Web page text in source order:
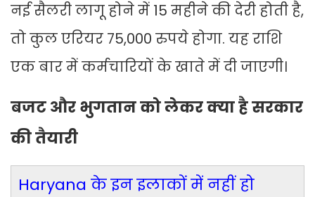
नई सैलरी लागू होने में 15 महीने की देरी होती है,
तो कुल एरियर 75,000 रुपये होगा. यह राशि
एक बार में कर्मचारियों के खाते में दी जाएगी।
बजट और भुगतान को लेकर क्या है सरकार
की तैयारी
Haryana के इन इलाकों में नहीं हो